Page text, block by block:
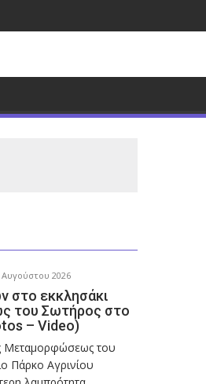
Αυγούστου 2026
στο εκκλησάκι
του Σωτήρος στο
– Video)
Μεταμορφώσεως του
Πάρκο Αγρινίου